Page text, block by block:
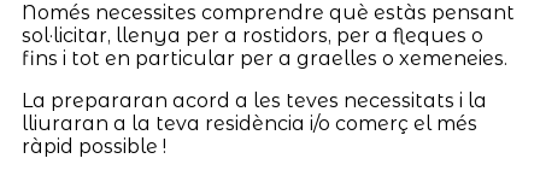
Només necessites comprendre què estàs pensant
sol·licitar, llenya per a rostidors, per a fleques o
fins i tot en particular per a graelles o xemeneies.
La prepararan acord a les teves necessitats i la
lliuraran a la teva residència i/o comerç el més
ràpid possible !